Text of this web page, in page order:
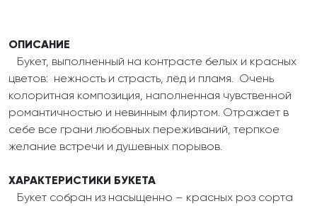
ОПИСАНИЕ
Букет, выполненный на контрасте белых и красных
цветов: нежность и страсть, лёд и пламя. Очень
колоритная композиция, наполненная чувственной
романтичностью и невинным флиртом. Отражает в
себе все грани любовных переживаний, терпкое
желание встречи и душевных порывов.
ХАРАКТЕРИСТИКИ БУКЕТА
Букет собран из насыщенно – красных роз сорта